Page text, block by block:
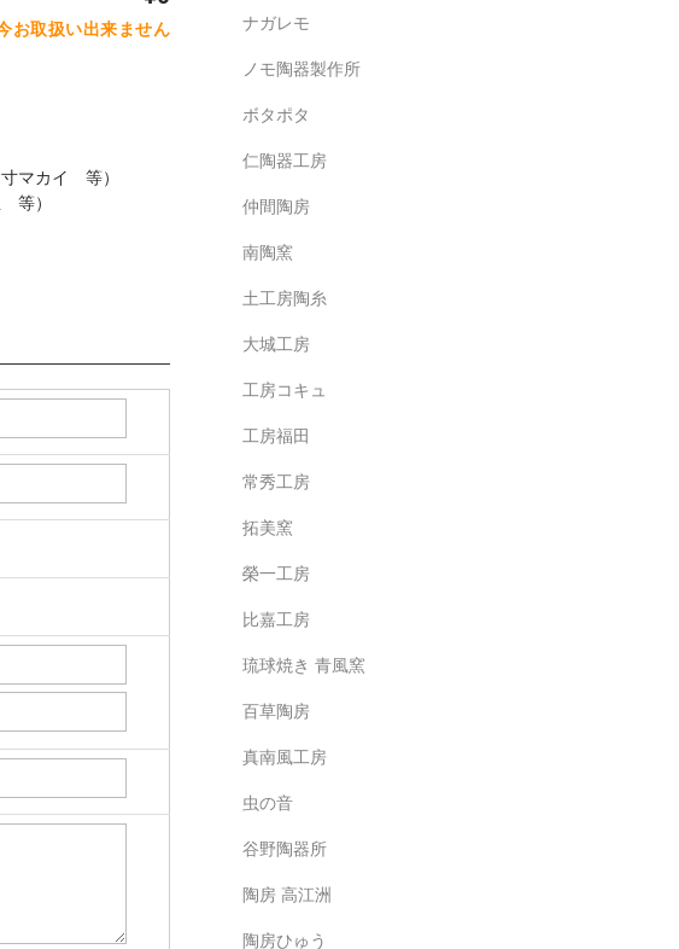
お取扱い出来ません
マカイ 等）
等）
ナガレモ
ノモ陶器製作所
ボタポタ
仁陶器工房
仲間陶房
南陶窯
土工房陶糸
大城工房
工房コキュ
工房福田
常秀工房
拓美窯
榮一工房
比嘉工房
琉球焼き 青風窯
百草陶房
真南風工房
虫の音
谷野陶器所
陶房 高江洲
陶房ひゅう